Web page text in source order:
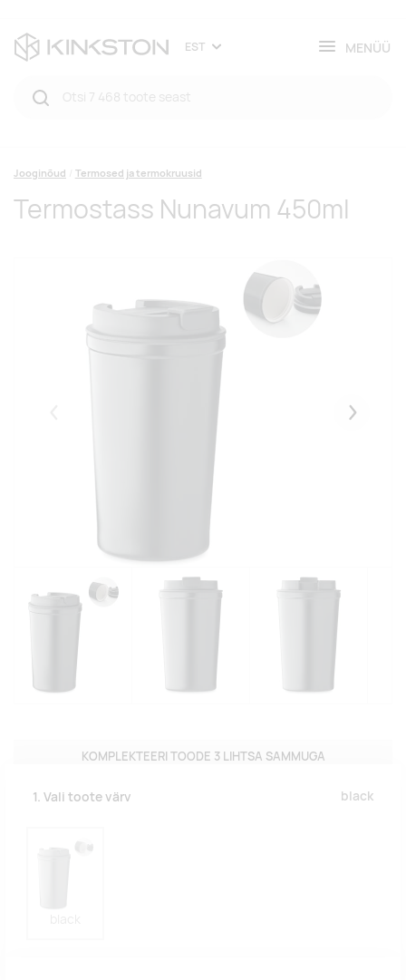
EST MENÜÜ
Jooginõud Termosed ja termokruusid
Termostass Nunavum 450ml
KOMPLEKTEERI TOODE 3 LIHTSA SAMMUGA
1. Vali toote värv black